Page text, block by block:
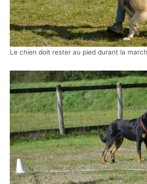
Le chien doit rester au pied durant la